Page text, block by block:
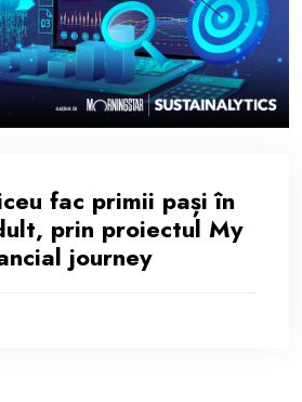
fac primii pași în
prin proiectul My
journey